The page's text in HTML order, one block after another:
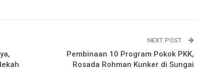
NEXT POST
Pembinaan 10 Program Pokok PKK,
Rosada Rohman Kunker di Sungai